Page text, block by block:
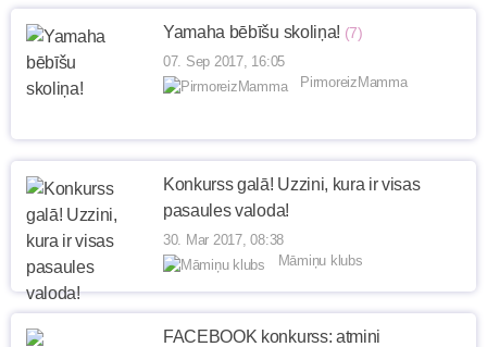
Yamaha bēbīšu skoliņa! (7)
07. Sep 2017, 16:05
PirmoreizMamma
Konkurss galā! Uzzini, kura ir visas
pasaules valoda!
30. Mar 2017, 08:38
Māmiņu klubs
FACEBOOK konkurss: atmini